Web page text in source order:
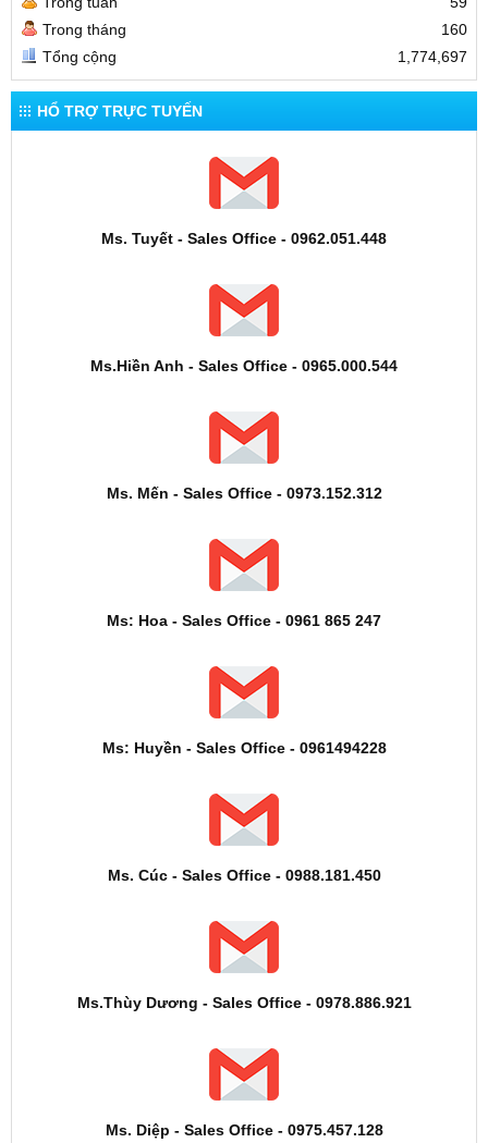
Trong tháng
160
Tổng cộng
1,774,697
HỔ TRỢ TRỰC TUYẾN
Ms. Tuyết - Sales Office - 0962.051.448
Ms.Hiền Anh - Sales Office - 0965.000.544
Ms. Mến - Sales Office - 0973.152.312
Ms: Hoa - Sales Office - 0961 865 247
Ms: Huyền - Sales Office - 0961494228
Ms. Cúc - Sales Office - 0988.181.450
Ms.Thùy Dương - Sales Office - 0978.886.921
Ms. Diệp - Sales Office - 0975.457.128